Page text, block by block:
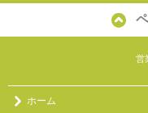
営
ホーム